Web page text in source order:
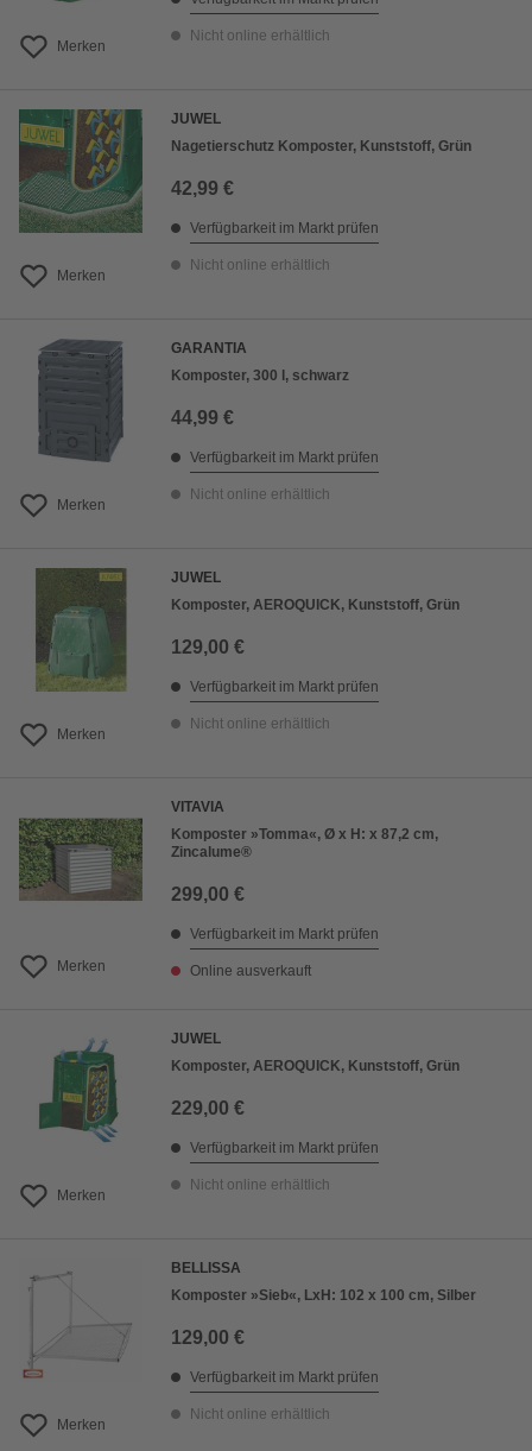
Merken
Nicht online erhältlich
Merken
JUWEL
Nagetierschutz Komposter, Kunststoff, Grün
42,99 €
Verfügbarkeit im Markt prüfen
Nicht online erhältlich
Merken
GARANTIA
Komposter, 300 l, schwarz
44,99 €
Verfügbarkeit im Markt prüfen
Nicht online erhältlich
Merken
JUWEL
Komposter, AEROQUICK, Kunststoff, Grün
129,00 €
Verfügbarkeit im Markt prüfen
Nicht online erhältlich
Merken
VITAVIA
Komposter »Tomma«, Ø x H: x 87,2 cm,
Zincalume®
299,00 €
Verfügbarkeit im Markt prüfen
Online ausverkauft
Merken
JUWEL
Komposter, AEROQUICK, Kunststoff, Grün
229,00 €
Verfügbarkeit im Markt prüfen
Nicht online erhältlich
Merken
BELLISSA
Komposter »Sieb«, LxH: 102 x 100 cm, Silber
129,00 €
Verfügbarkeit im Markt prüfen
Nicht online erhältlich